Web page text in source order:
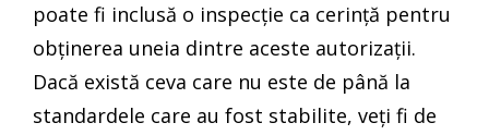
poate fi inclusă o inspecție ca cerință pentru
obținerea uneia dintre aceste autorizații.
Dacă există ceva care nu este de până la
standardele care au fost stabilite, veți fi de